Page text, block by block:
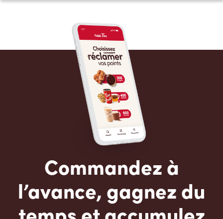
Commandez à
l’avance, gagnez du